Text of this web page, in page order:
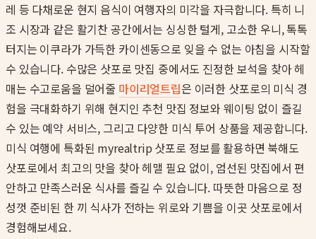
레 등 다채로운 현지 음식이 여행자의 미각을 자극합니다. 특히 니
조 시장과 같은 활기찬 공간에서는 싱싱한 털게, 고소한 우니, 톡톡
터지는 이쿠라가 가득한 카이센동으로 잊을 수 없는 아침을 시작할
수 있습니다. 수많은 삿포로 맛집 중에서도 진정한 보석을 찾아 헤
매는 수고로움을 덜어줄 마이리얼트립은 이러한 삿포로의 미식 경
험을 극대화하기 위해 현지인 추천 맛집 정보와 웨이팅 없이 즐길
수 있는 예약 서비스, 그리고 다양한 미식 투어 상품을 제공합니다.
미식 여행에 특화된 myrealtrip 삿포로 정보를 활용하면 북해도
삿포로에서 최고의 맛을 찾아 헤맬 필요 없이, 엄선된 맛집에서 편
안하고 만족스러운 식사를 즐길 수 있습니다. 따뜻한 마음으로 정
성껏 준비된 한 끼 식사가 전하는 위로와 기쁨을 이곳 삿포로에서
경험해보세요.